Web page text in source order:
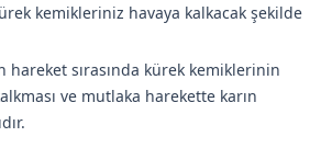
kemikleriniz havaya kalkacak şekilde
hareket sırasında kürek kemiklerinin
ve mutlaka harekette karın